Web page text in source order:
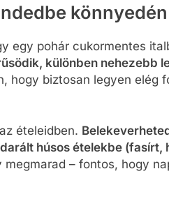
könnyedén
egy pohár cukormentes
különben nehezebb
hogy biztosan legyen elég
ételeidben.
húsos ételekbe (fasírt,
– fontos, hogy